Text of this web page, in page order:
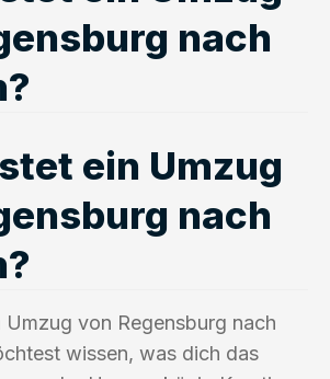
nach
ein Umzug
nach
Umzug von Regensburg nach
wissen, was dich das